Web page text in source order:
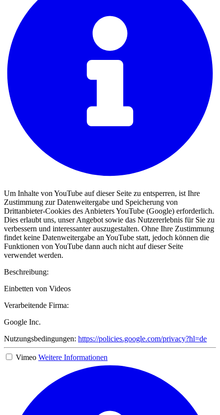
Um Inhalte von YouTube auf dieser Seite zu entsperren, ist Ihre
Zustimmung zur Datenweitergabe und Speicherung von
Drittanbieter-Cookies des Anbieters YouTube (Google) erforderlich.
Dies erlaubt uns, unser Angebot sowie das Nutzererlebnis für Sie zu
verbessern und interessanter auszugestalten. Ohne Ihre Zustimmung
findet keine Datenweitergabe an YouTube statt, jedoch können die
Funktionen von YouTube dann auch nicht auf dieser Seite
verwendet werden.
Beschreibung:
Einbetten von Videos
Verarbeitende Firma:
Google Inc.
Nutzungsbedingungen: https://policies.google.com/privacy?hl=de
Vimeo Weitere Informationen